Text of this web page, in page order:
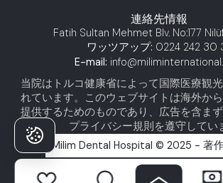
連絡先情報
Fatih Sultan Mehmet Blv. No:177
ワッツアップ: 0224 242 30
E-mail:
当院はトルコ健康省によって国際医療観
れています。このウェブサイトは海外か
提供するためのものであり、広告を含ま
プライバシー規則を遵守してい
Milim Dental Hospital © 2025 - 著作